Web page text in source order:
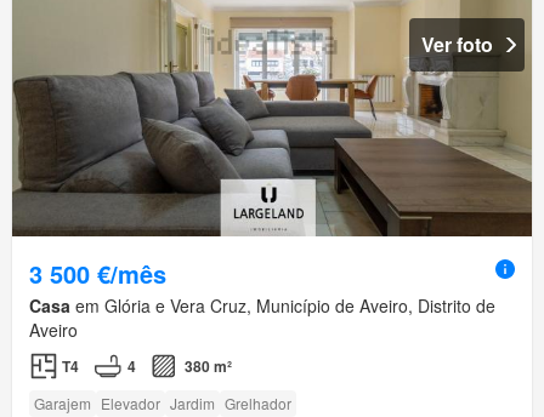
Ver foto
3 500 €/mês
Casa em Glória e Vera Cruz, Município de Aveiro, Distrito de
Aveiro
T4 4 380 m²
Garajem Elevador Jardim Grelhador